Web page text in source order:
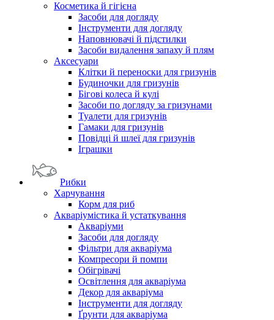
Косметика й гігієна
Засоби для догляду
Інструменти для догляду
Наповнювачі й підстилки
Засоби видалення запаху й плям
Аксесуари
Клітки й переноски для гризунів
Будиночки для гризунів
Бігові колеса й кулі
Засоби по догляду за гризунами
Туалети для гризунів
Гамаки для гризунів
Повідці й шлеї для гризунів
Іграшки
Рибки
Харчування
Корм для риб
Акваріумістика й устаткування
Акваріуми
Засоби для догляду
Фільтри для акваріума
Компресори й помпи
Обігрівачі
Освітлення для акваріума
Декор для акваріума
Інструменти для догляду
Ґрунти для акваріума